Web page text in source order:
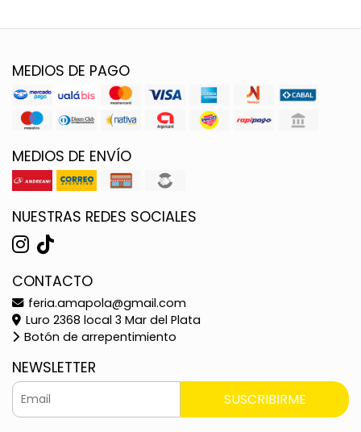
MEDIOS DE PAGO
MEDIOS DE ENVÍO
NUESTRAS REDES SOCIALES
CONTACTO
feria.amapola@gmail.com
Luro 2368 local 3 Mar del Plata
Botón de arrepentimiento
NEWSLETTER
SUSCRIBIRME